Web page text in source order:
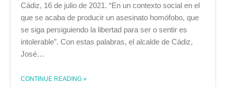
Cádiz, 16 de julio de 2021. “En un contexto social en el
que se acaba de producir un asesinato homófobo, que
se siga persiguiendo la libertad para ser o sentir es
intolerable”. Con estas palabras, el alcalde de Cádiz,
José…
CONTINUE READING »